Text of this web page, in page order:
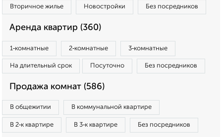
Вторичное жилье Новостройки Без посредников
Аренда квартир (360)
1‑комнатные 2‑комнатные 3‑комнатные
На длительный срок Посуточно Без посредников
Продажа комнат (586)
В общежитии В коммунальной квартире
В 2‑к квартире В 3‑к квартире Без посредников